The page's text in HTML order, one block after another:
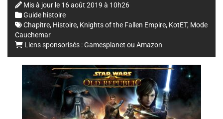
Mis à jour le 16 août 2019 à 10h26
Guide histoire
Chapitre, Histoire, Knights of the Fallen Empire, KotET, Mode
Cauchemar
Liens sponsorisés :Gamesplanet ou Amazon